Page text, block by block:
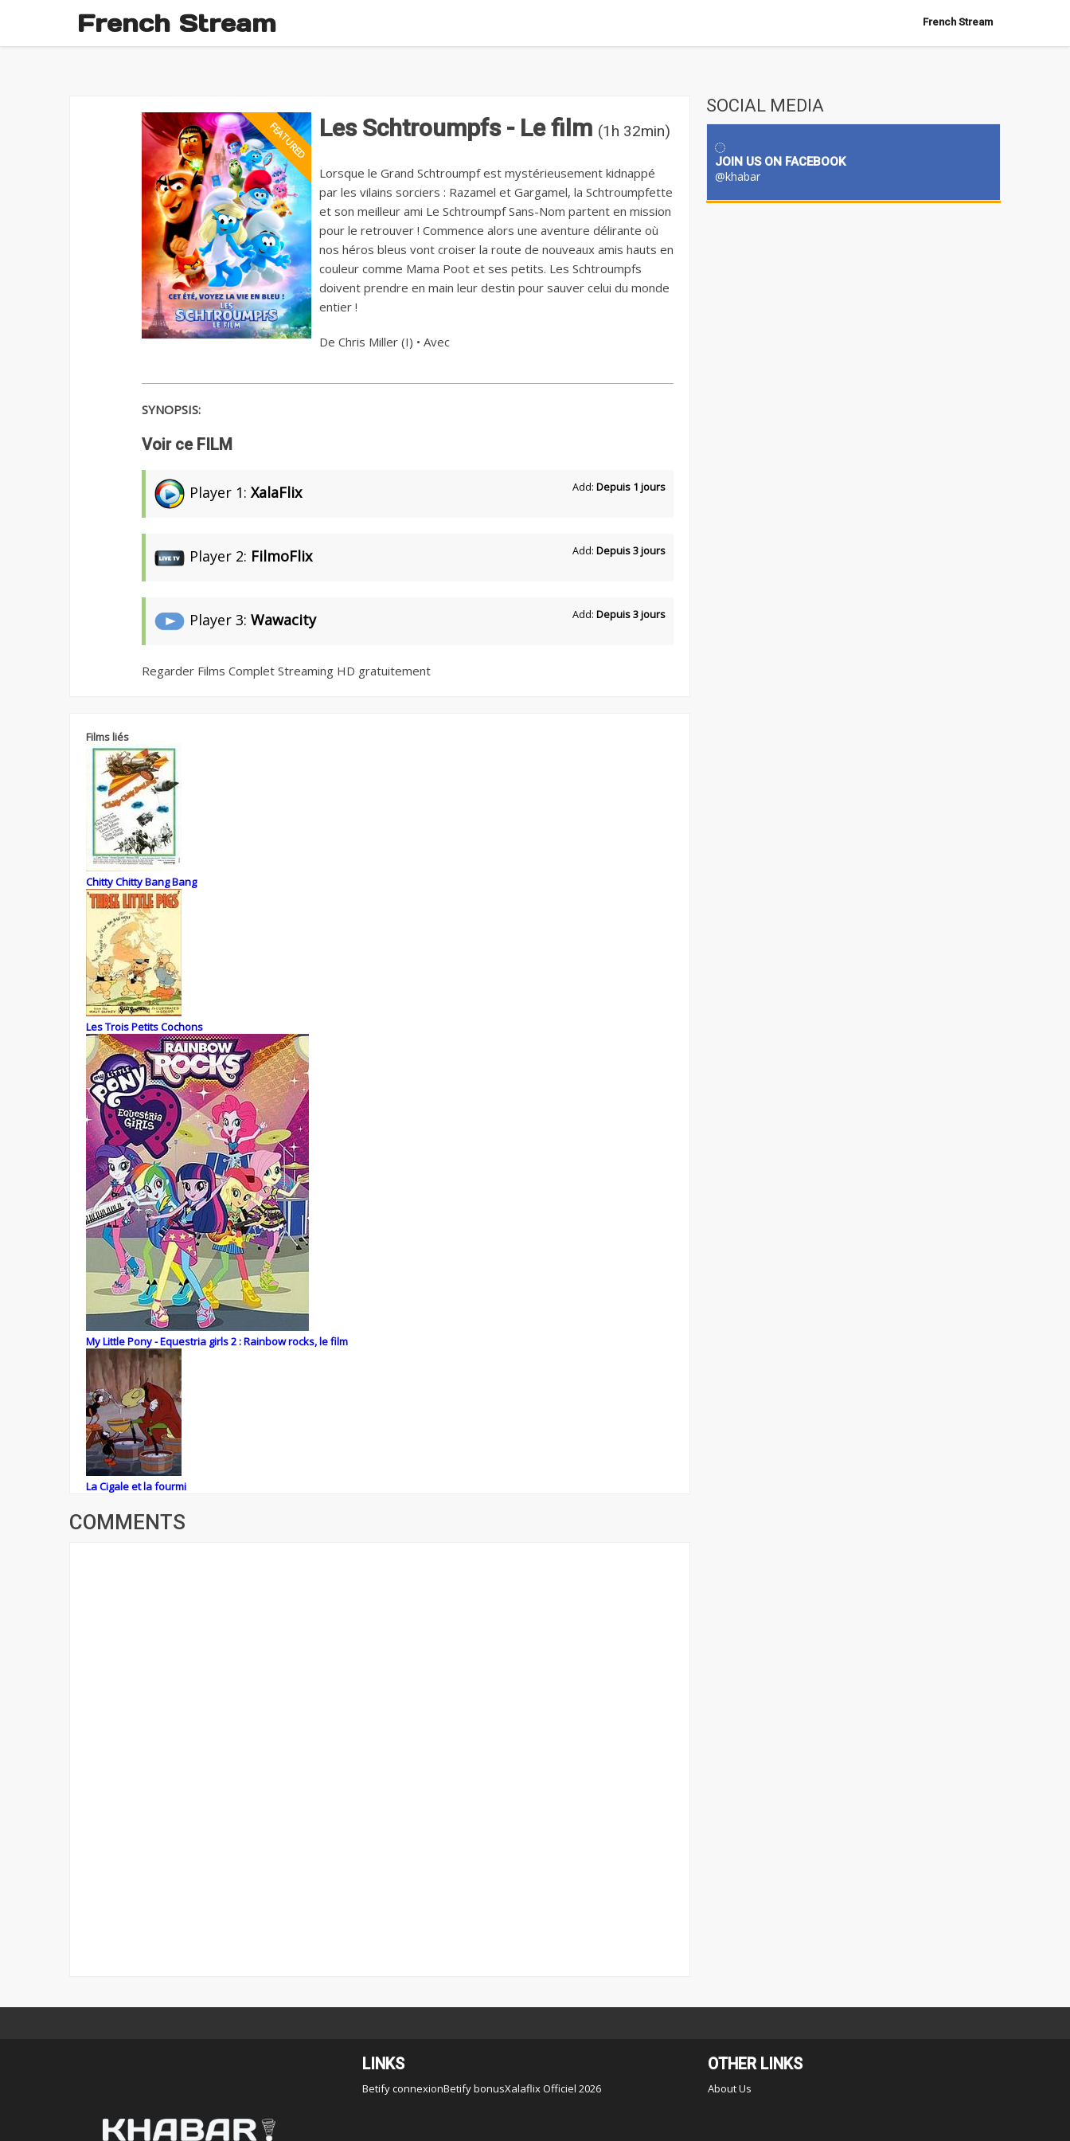
French Stream French Stream
Les Schtroumpfs - Le film (1h 32min)
Lorsque le Grand Schtroumpf est mystérieusement kidnappé
par les vilains sorciers : Razamel et Gargamel, la Schtroumpfette
et son meilleur ami Le Schtroumpf Sans-Nom partent en mission
pour le retrouver ! Commence alors une aventure délirante où
nos héros bleus vont croiser la route de nouveaux amis hauts en
couleur comme Mama Poot et ses petits. Les Schtroumpfs
doivent prendre en main leur destin pour sauver celui du monde
entier !
De Chris Miller (I) • Avec
SYNOPSIS:
Voir ce FILM
Player 1: XalaFlix Add: Depuis 1 jours
Player 2: FilmoFlix Add: Depuis 3 jours
Player 3: Wawacity Add: Depuis 3 jours
Regarder Films Complet Streaming HD gratuitement
Films liés
Chitty Chitty Bang Bang
Les Trois Petits Cochons
My Little Pony - Equestria girls 2 : Rainbow rocks, le film
La Cigale et la fourmi
COMMENTS
SOCIAL MEDIA
JOIN US ON FACEBOOK
@khabar
LINKS
Betify connexionBetify bonusXalaflix Officiel 2026
OTHER LINKS
About Us